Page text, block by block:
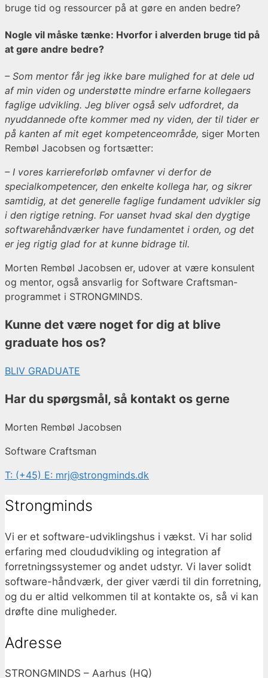
bruge tid og ressourcer på at gøre en anden bedre?
Nogle vil måske tænke: Hvorfor i alverden bruge tid på
at gøre andre bedre?
– Som mentor får jeg ikke bare mulighed for at dele ud
af min viden og understøtte mindre erfarne kollegaers
faglige udvikling. Jeg bliver også selv udfordret, da
nyuddannede ofte kommer med ny viden, der til tider er
på kanten af mit eget kompetenceområde, siger Morten
Rembøl Jacobsen og fortsætter:
– I vores karriereforløb omfavner vi derfor de
specialkompetencer, den enkelte kollega har, og sikrer
samtidig, at det generelle faglige fundament udvikler sig
i den rigtige retning. For uanset hvad skal den dygtige
softwarehåndværker have fundamentet i orden, og det
er jeg rigtig glad for at kunne bidrage til.
Morten Rembøl Jacobsen er, udover at være konsulent
og mentor, også ansvarlig for Software Craftsman-
programmet i STRONGMINDS.
Kunne det være noget for dig at blive
graduate hos os?
BLIV GRADUATE
Har du spørgsmål, så kontakt os gerne
Morten Rembøl Jacobsen
Software Craftsman
T: (+45) E: mrj@strongminds.dk
Strongminds
Vi er et software-udviklingshus i vækst. Vi har solid
erfaring med cloududvikling og integration af
forretningssystemer og andet udstyr. Vi laver solidt
software-håndværk, der giver værdi til din forretning,
og du er altid velkommen til at kontakte os, så vi kan
drøfte dine muligheder.
Adresse
STRONGMINDS – Aarhus (HQ)